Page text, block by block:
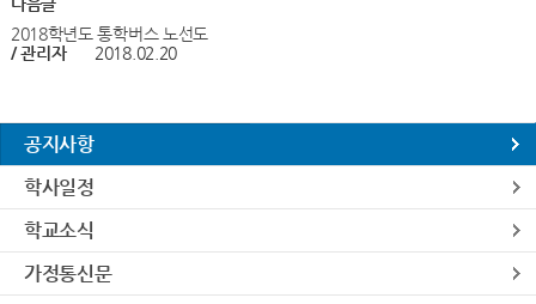
2018학년도 통학버스 노선도
/ 관리자
2018.02.20
공지사항
학사일정
학교소식
가정통신문